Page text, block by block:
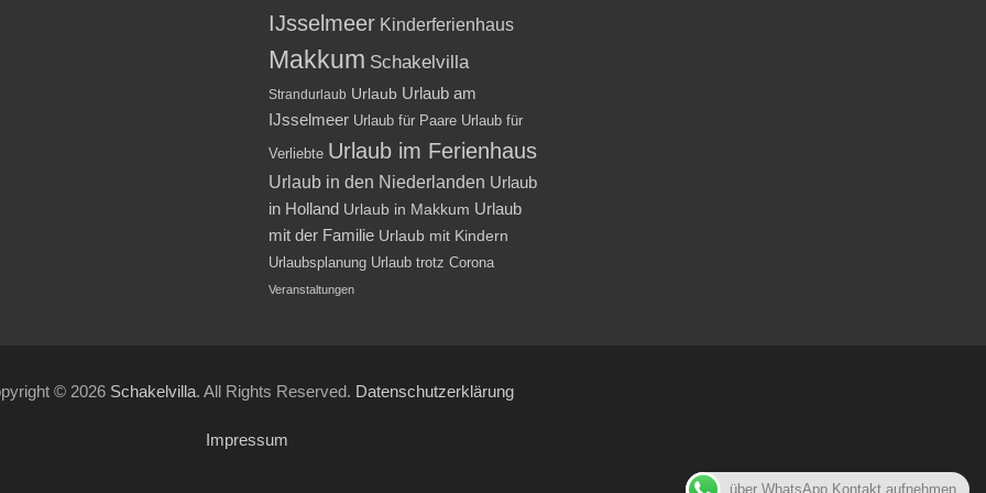
IJsselmeer Kinderferienhaus
Makkum Schakelvilla
Strandurlaub Urlaub Urlaub am
IJsselmeer Urlaub für Paare Urlaub für
Verliebte Urlaub im Ferienhaus
Urlaub in den Niederlanden Urlaub
in Holland Urlaub in Makkum Urlaub
mit der Familie Urlaub mit Kindern
Urlaubsplanung Urlaub trotz Corona
Veranstaltungen
© 2026 Schakelvilla. All Rights Reserved. Datenschutzerklärung
Impressum
über WhatsApp Kontakt aufnehmen